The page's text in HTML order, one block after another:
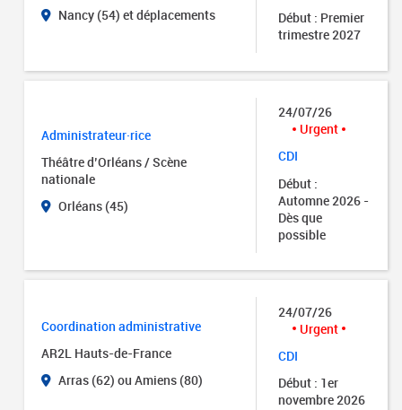
Nancy (54) et déplacements
Début : Premier
trimestre 2027
Administrateur·rice
Théâtre d’Orléans / Scène
nationale
Orléans (45)
24/07/26
Urgent
CDI
Début :
Automne 2026 -
Dès que
possible
Coordination administrative
AR2L Hauts-de-France
Arras (62) ou Amiens (80)
24/07/26
Urgent
CDI
Début : 1er
novembre 2026